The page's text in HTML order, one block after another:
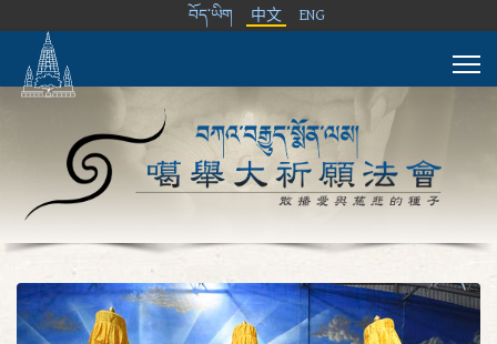
བོད་ཡིག 中文 ENG